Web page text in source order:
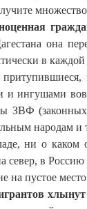
она
в
и ингушами
(законных
народам и
ни о каком
север, в
на пустое
хлынут